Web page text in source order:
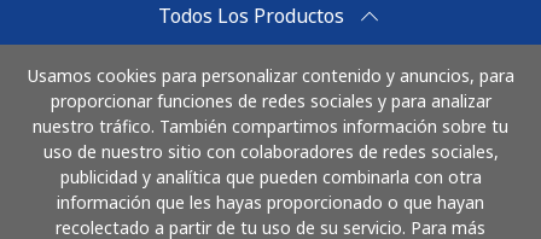
Todos Los Productos
Usamos cookies para personalizar contenido y anuncios, para
proporcionar funciones de redes sociales y para analizar
nuestro tráfico. También compartimos información sobre tu
uso de nuestro sitio con colaboradores de redes sociales,
publicidad y analítica que pueden combinarla con otra
información que les hayas proporcionado o que hayan
recolectado a partir de tu uso de su servicio. Para más
Comprar
Cómo funciona
Paga con